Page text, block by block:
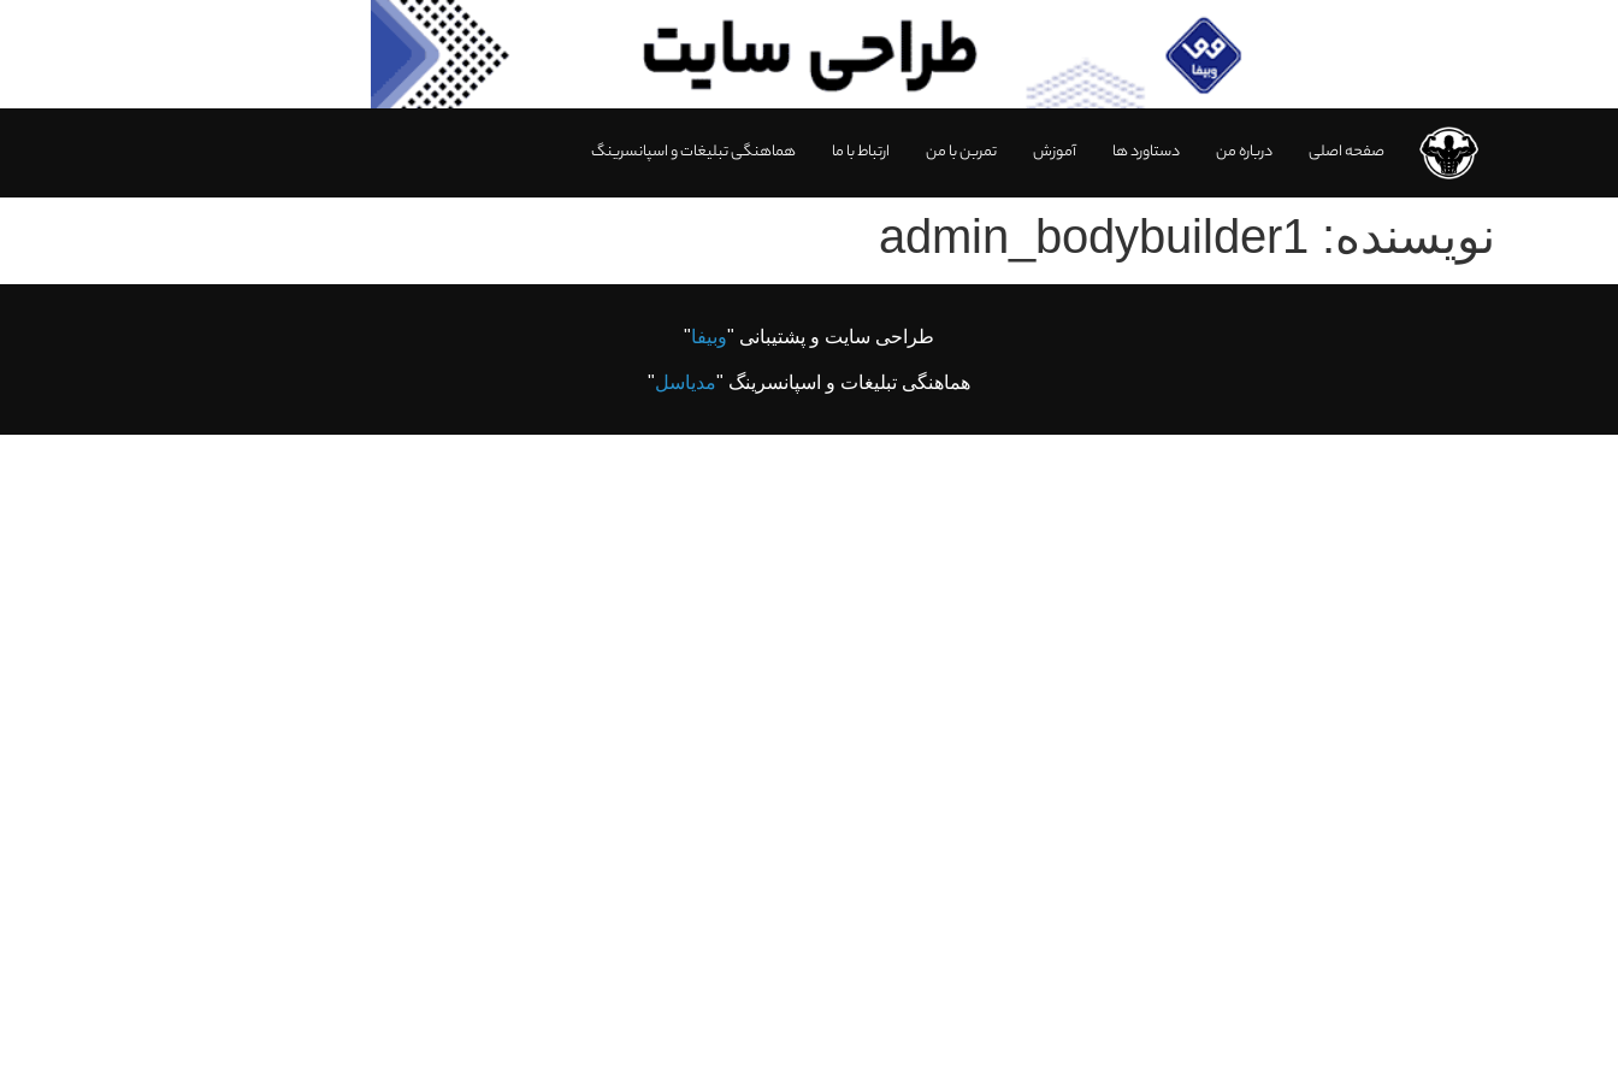
صفحه اصلی درباره من دستاورد ها آموزش تمربن با من ارتباط با ما هماهنگی تبلیغات و اسپانسرینگ
نویسنده: admin_bodybuilder1
طراحی سایت و پشتیبانی "وبیفا"
هماهنگی تبلیغات و اسپانسرینگ "مدیاسل"